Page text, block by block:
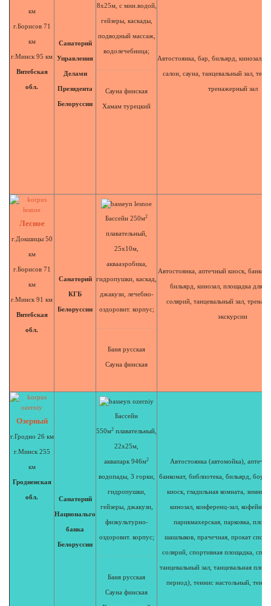
км
г.Борисов 71
км
г.Минск 95 км
Витебская
обл.
Санаторий
Управления
Делами
Президента
Белоруссии
8х25м, с мин.водой,
гейзеры, каскады,
подводный массаж,
водолечебница;
Сауна финская
Хамам турецкий
Автостоянка, бар, бильярд, кинозал,
салон, сауна, танцевальный зал,
тренажерный зал
Лесное
г.Докшицы 50
км
г.Борисов 71
км
г.Минск 91 км
Витебская
обл.
Санаторий
КГБ
Белоруссии
Бассейн 250м2
плавательный,
25х10м,
аквааэробика,
гидропушки, каскад,
джакузи, лечебно-
оздоровит. корпус;
Баня русская
Сауна финская
Автостоянка, аптечный киоск,
бильярд, кинозал, площадка для
солярий, танцевальный зал,
экскурсии
Озерный
г.Гродно 26 км
г.Минск 255
км
Гродненская
обл. Санаторий
Национальго
банка
Белоруссии
Бассейн
550м2 плавательный,
22х25м,
аквапарк 946м2
водопады, 3 горки,
гидропушки,
гейзеры, джакузи,
физкультурно-
оздоровит. корпус;
Баня русская
Сауна финская
Автостоянка (автомойка),
банкомат, библиотека, бильярд,
киоск, гладильная комната, зимний
кинозал, конференц-зал, кофейный
парикмахерская, парковка,
шашлыков, прачечная, прокат
солярий, спортивная площадка,
танцевальный зал, танцевальная
период), теннис настольный,